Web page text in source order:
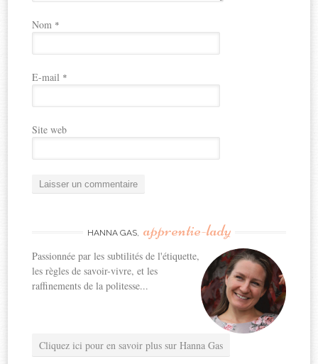
Nom *
E-mail *
Site web
HANNA GAS, apprentie-lady
Passionnée par les subtilités de l'étiquette,
les règles de savoir-vivre, et les
raffinements de la politesse...
Cliquez ici pour en savoir plus sur Hanna Gas